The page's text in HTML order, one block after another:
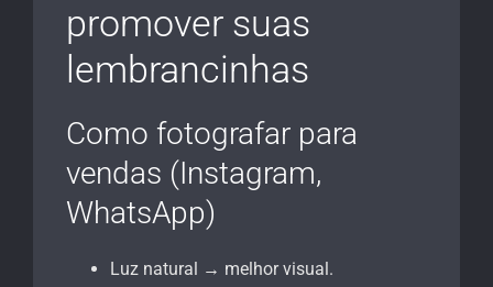
promover suas
lembrancinhas
Como fotografar para
vendas (Instagram,
WhatsApp)
Luz natural → melhor visual.